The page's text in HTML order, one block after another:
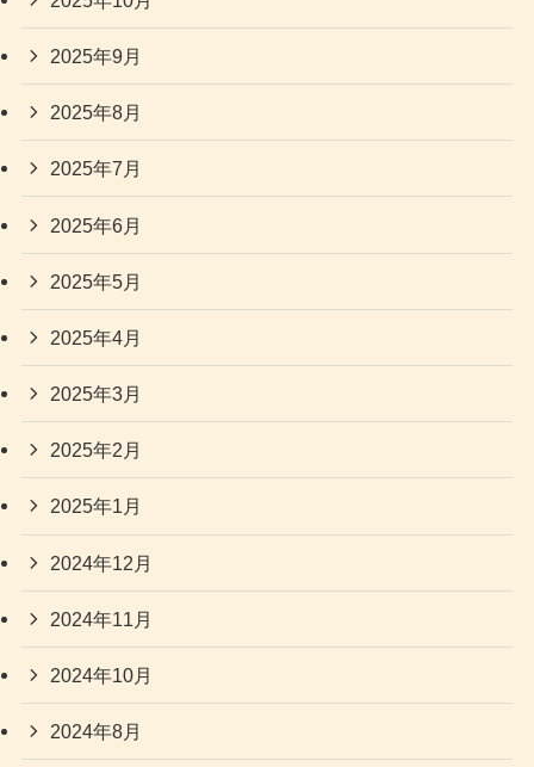
2025年9月
2025年8月
2025年7月
2025年6月
2025年5月
2025年4月
2025年3月
2025年2月
2025年1月
2024年12月
2024年11月
2024年10月
2024年8月